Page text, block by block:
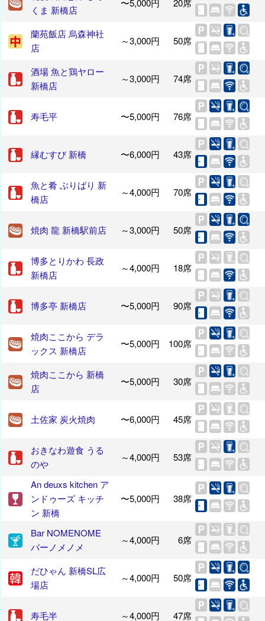
くま 新橋店
〜5,000円 20席
蘭苑飯店 烏森神社
店
～3,000円 50席
酒場 魚と鶏ヤロー
新橋店
～3,000円 74席
寿毛平 〜5,000円 76席
縁むすび 新橋 〜6,000円 43席
魚と肴 ぶりばり 新
橋店
～4,000円 70席
焼肉 龍 新橋駅前店 ～3,000円 50席
博多とりかわ 長政
新橋店
～4,000円 18席
博多亭 新橋店 〜5,000円 90席
焼肉ここから デラ
ックス 新橋店
〜5,000円 100席
焼肉ここから 新橋
店
〜5,000円 30席
土佐家 炭火焼肉 〜6,000円 45席
おきなわ遊食 うる
のや
～4,000円 53席
An deuxs kitchen ア
ンドゥーズ キッチ
ン 新橋
〜5,000円 38席
Bar NOMENOME
バーノメノメ
～4,000円 6席
だひゃん 新橋SL広
場店
～4,000円 50席
寿毛半 ～4,000円 47席